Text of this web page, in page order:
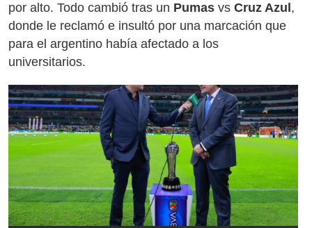
por alto. Todo cambió tras un Pumas vs Cruz Azul ,
donde le reclamó e insultó por una marcación que
para el argentino había afectado a los
universitarios.